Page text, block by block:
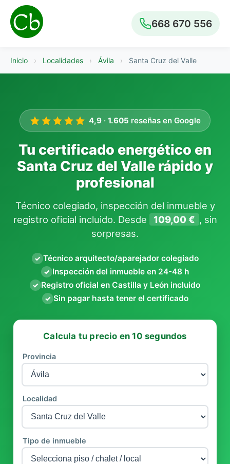
668 670 556
Inicio › Localidades › Ávila › Santa Cruz del Valle
4,9 · 1.605 reseñas en Google
Tu certificado energético en
Santa Cruz del Valle rápido y
profesional
Técnico colegiado, inspección del inmueble y
registro oficial incluido. Desde
109,00 € , sin
sorpresas.
✓ Técnico arquitecto/aparejador colegiado
✓ Inspección del inmueble en 24-48 h
✓ Registro oficial en Castilla y León incluido
✓ Sin pagar hasta tener el certificado
Calcula tu precio en 10 segundos
Provincia
Localidad
Tipo de inmueble